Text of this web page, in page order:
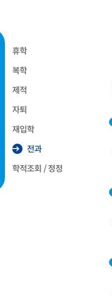
휴학
복학
제적
자퇴
재입학
전과
학적조회 / 정정